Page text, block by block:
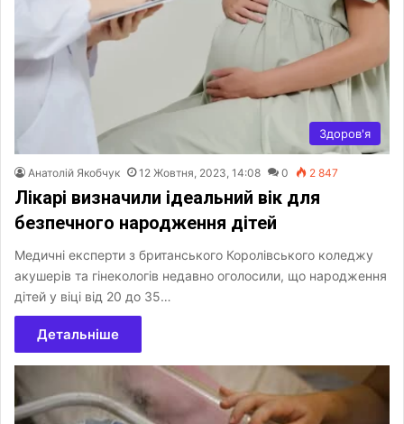
Здоров'я
Анатолій Якобчук 12 Жовтня, 2023, 14:08 0 2 847
Лікарі визначили ідеальний вік для
безпечного народження дітей
Медичні експерти з британського Королівського коледжу
акушерів та гінекологів недавно оголосили, що народження
дітей у віці від 20 до 35…
Детальніше